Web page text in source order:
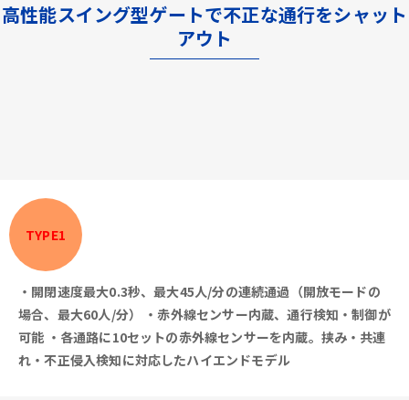
高性能スイング型ゲートで不正な通行をシャット
アウト
TYPE1
・開閉速度最大0.3秒、最大45人/分の連続通過（開放モードの
場合、最大60人/分）
・赤外線センサー内蔵、通行検知・制御が
可能 ・各通路に10セットの赤外線センサーを内蔵。挟み・共連
れ・不正侵入検知に対応したハイエンドモデル